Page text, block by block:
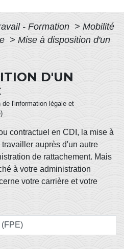
- Formation > Mobilité
> Mise à disposition d'un
D'UN
l'information légale et
contractuel en CDI, la mise à
auprès d'un autre
de rattachement. Mais
à votre administration
votre carrière et votre
(FPE)